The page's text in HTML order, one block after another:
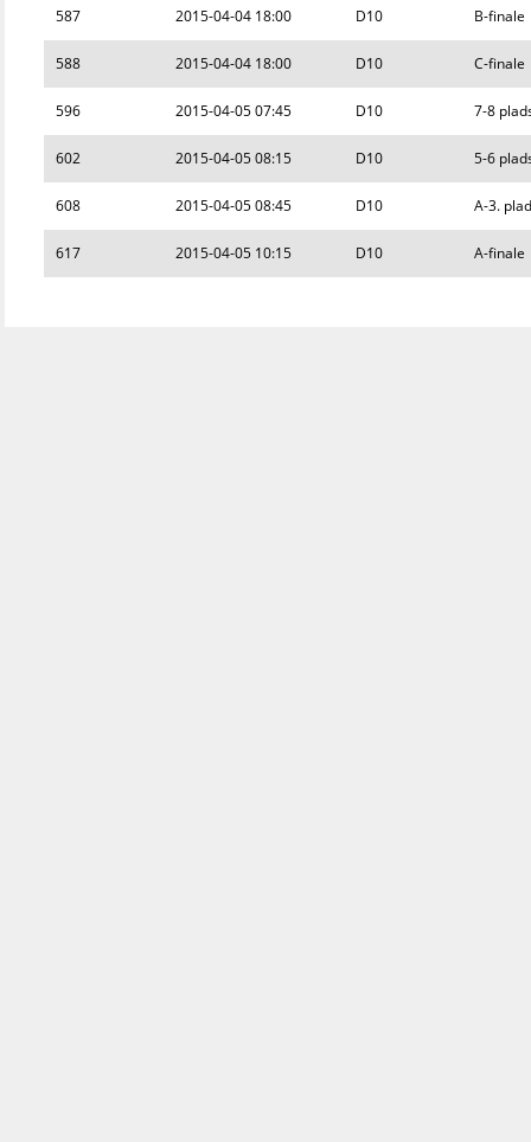
587 2015-04-04 18:00 D10 B-finale
588 2015-04-04 18:00 D10 C-finale
596 2015-04-05 07:45 D10 7-8
602 2015-04-05 08:15 D10 5-6
608 2015-04-05 08:45 D10 A-3.
617 2015-04-05 10:15 D10 A-finale